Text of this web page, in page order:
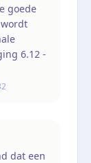
goede
6.12 -
dat een